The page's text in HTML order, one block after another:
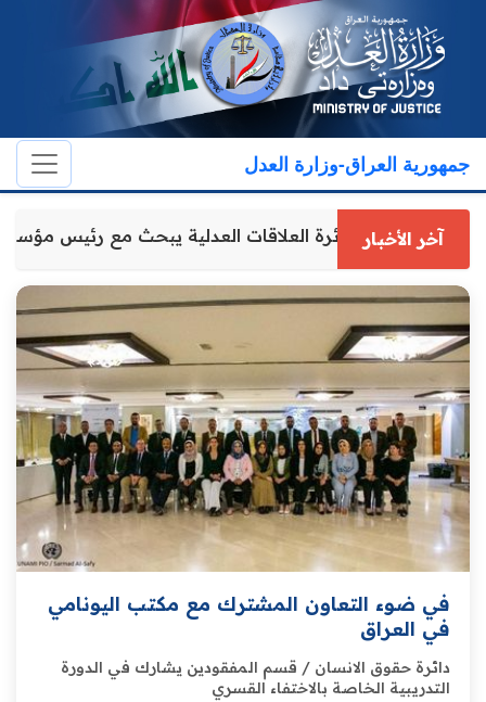
جمهورية العراق-وزارة العدل
آخر الأخبارمدير عام دائرة العلاقات العدلية يبحث مع رئيس
في ضوء التعاون المشترك مع مكتب اليونامي
في العراق
دائرة حقوق الانسان / قسم المفقودين يشارك في الدورة
‏التدريبية الخاصة بالاختفاء القسري